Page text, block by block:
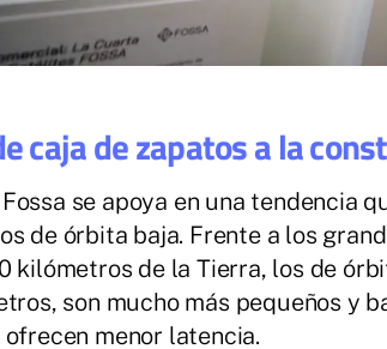
caja de zapatos a la
se apoya en una tendencia
de órbita baja. Frente a los
kilómetros de la Tierra, los de
son mucho más pequeños y
menor latencia.